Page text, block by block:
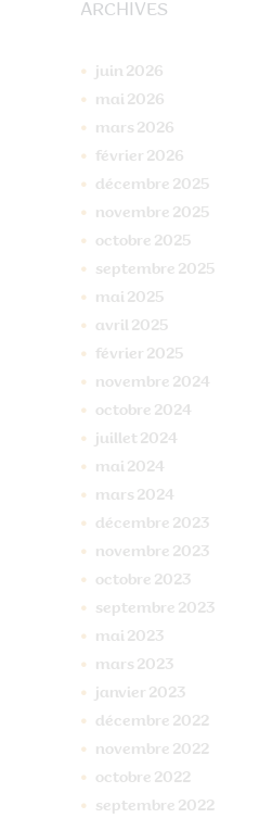
ARCHIVES
juin 2026
mai 2026
mars 2026
février 2026
décembre 2025
novembre 2025
octobre 2025
septembre 2025
mai 2025
avril 2025
février 2025
novembre 2024
octobre 2024
juillet 2024
mai 2024
mars 2024
décembre 2023
novembre 2023
octobre 2023
septembre 2023
mai 2023
mars 2023
janvier 2023
décembre 2022
novembre 2022
octobre 2022
septembre 2022